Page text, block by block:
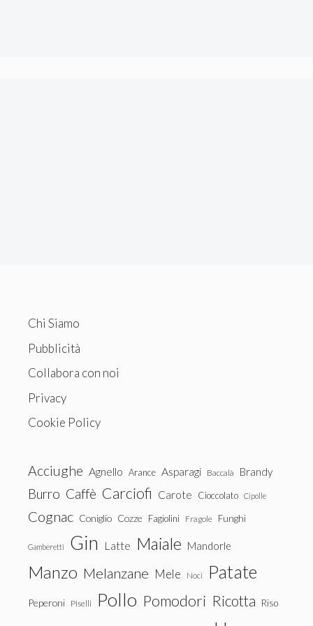
Chi Siamo
Pubblicità
Collabora con noi
Privacy
Cookie Policy
Acciughe Agnello Arance Asparagi Baccalà Brandy
Burro Caffè Carciofi Carote Cioccolato Cipolle
Cognac Coniglio Cozze Fagiolini Fragole Funghi
Gamberetti Gin Latte Maiale Mandorle
Manzo Melanzane Mele Noci Patate
Peperoni Piselli Pollo Pomodori Ricotta Riso